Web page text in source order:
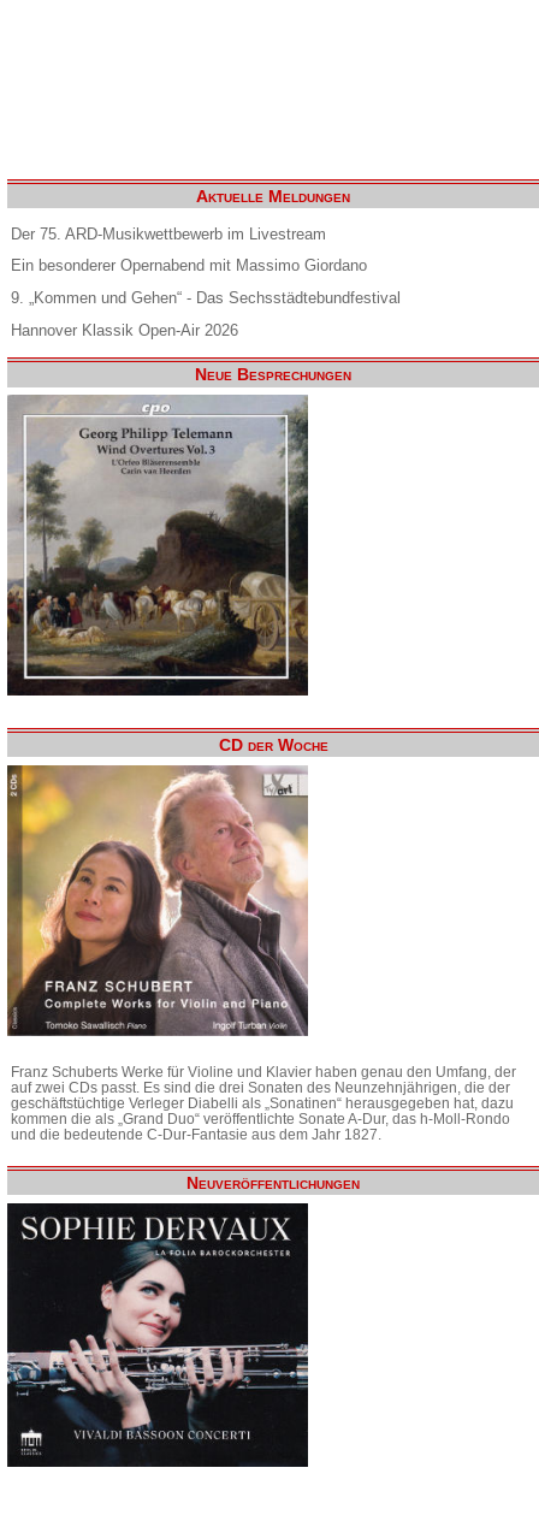
Aktuelle Meldungen
Der 75. ARD-Musikwettbewerb im Livestream
Ein besonderer Opernabend mit Massimo Giordano
9. „Kommen und Gehen“ - Das Sechsstädtebundfestival
Hannover Klassik Open-Air 2026
Neue Besprechungen
CD der Woche
Franz Schuberts Werke für Violine und Klavier haben genau den Umfang, der
auf zwei CDs passt. Es sind die drei Sonaten des Neunzehnjährigen, die der
geschäftstüchtige Verleger Diabelli als „Sonatinen“ herausgegeben hat, dazu
kommen die als „Grand Duo“ veröffentlichte Sonate A-Dur, das h-Moll-Rondo
und die bedeutende C-Dur-Fantasie aus dem Jahr 1827.
Neuveröffentlichungen